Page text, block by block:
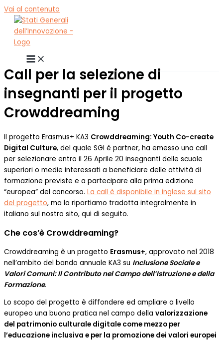
Vai al contenuto
Call per la selezione di
insegnanti per il progetto
Crowddreaming
Il progetto Erasmus+ KA3 Crowddreaming: Youth Co-create
Digital Culture, del quale SGI è partner, ha emesso una call
per selezionare entro il 26 Aprile 20 insegnanti delle scuole
superiori o medie interessati a beneficiare delle attività di
formazione previste e a partecipare alla prima edizione
“europea” del concorso. La call è disponibile in inglese sul sito
del progetto, ma la riportiamo tradotta integralmente in
italiano sul nostro sito, qui di seguito.
Che cos’è Crowddreaming?
Crowddreaming è un progetto Erasmus+, approvato nel 2018
nell’ambito del bando annuale KA3 su Inclusione Sociale e
Valori Comuni: Il Contributo nel Campo dell’Istruzione e della
Formazione.
Lo scopo del progetto è diffondere ed ampliare a livello
europeo una buona pratica nel campo della valorizzazione
del patrimonio culturale digitale come mezzo per
l’educazione inclusiva e per la promozione dei valori europei